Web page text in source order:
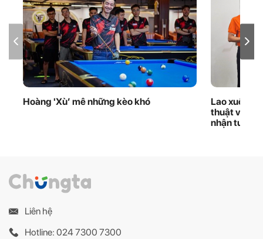
Hoàng 'Xù’ mê những kèo khó
Lao xuống
thuật viên
nhận tuyên
Liên hệ
Hotline: 024 7300 7300